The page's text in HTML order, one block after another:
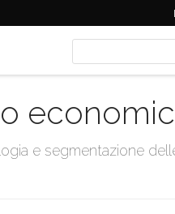
e segmentazione